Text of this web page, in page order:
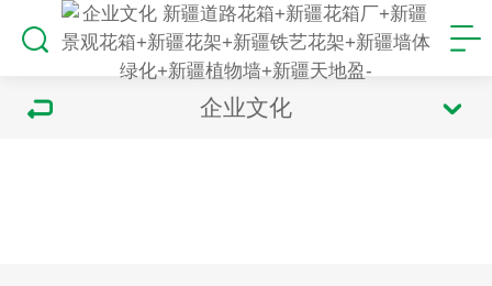
企业文化